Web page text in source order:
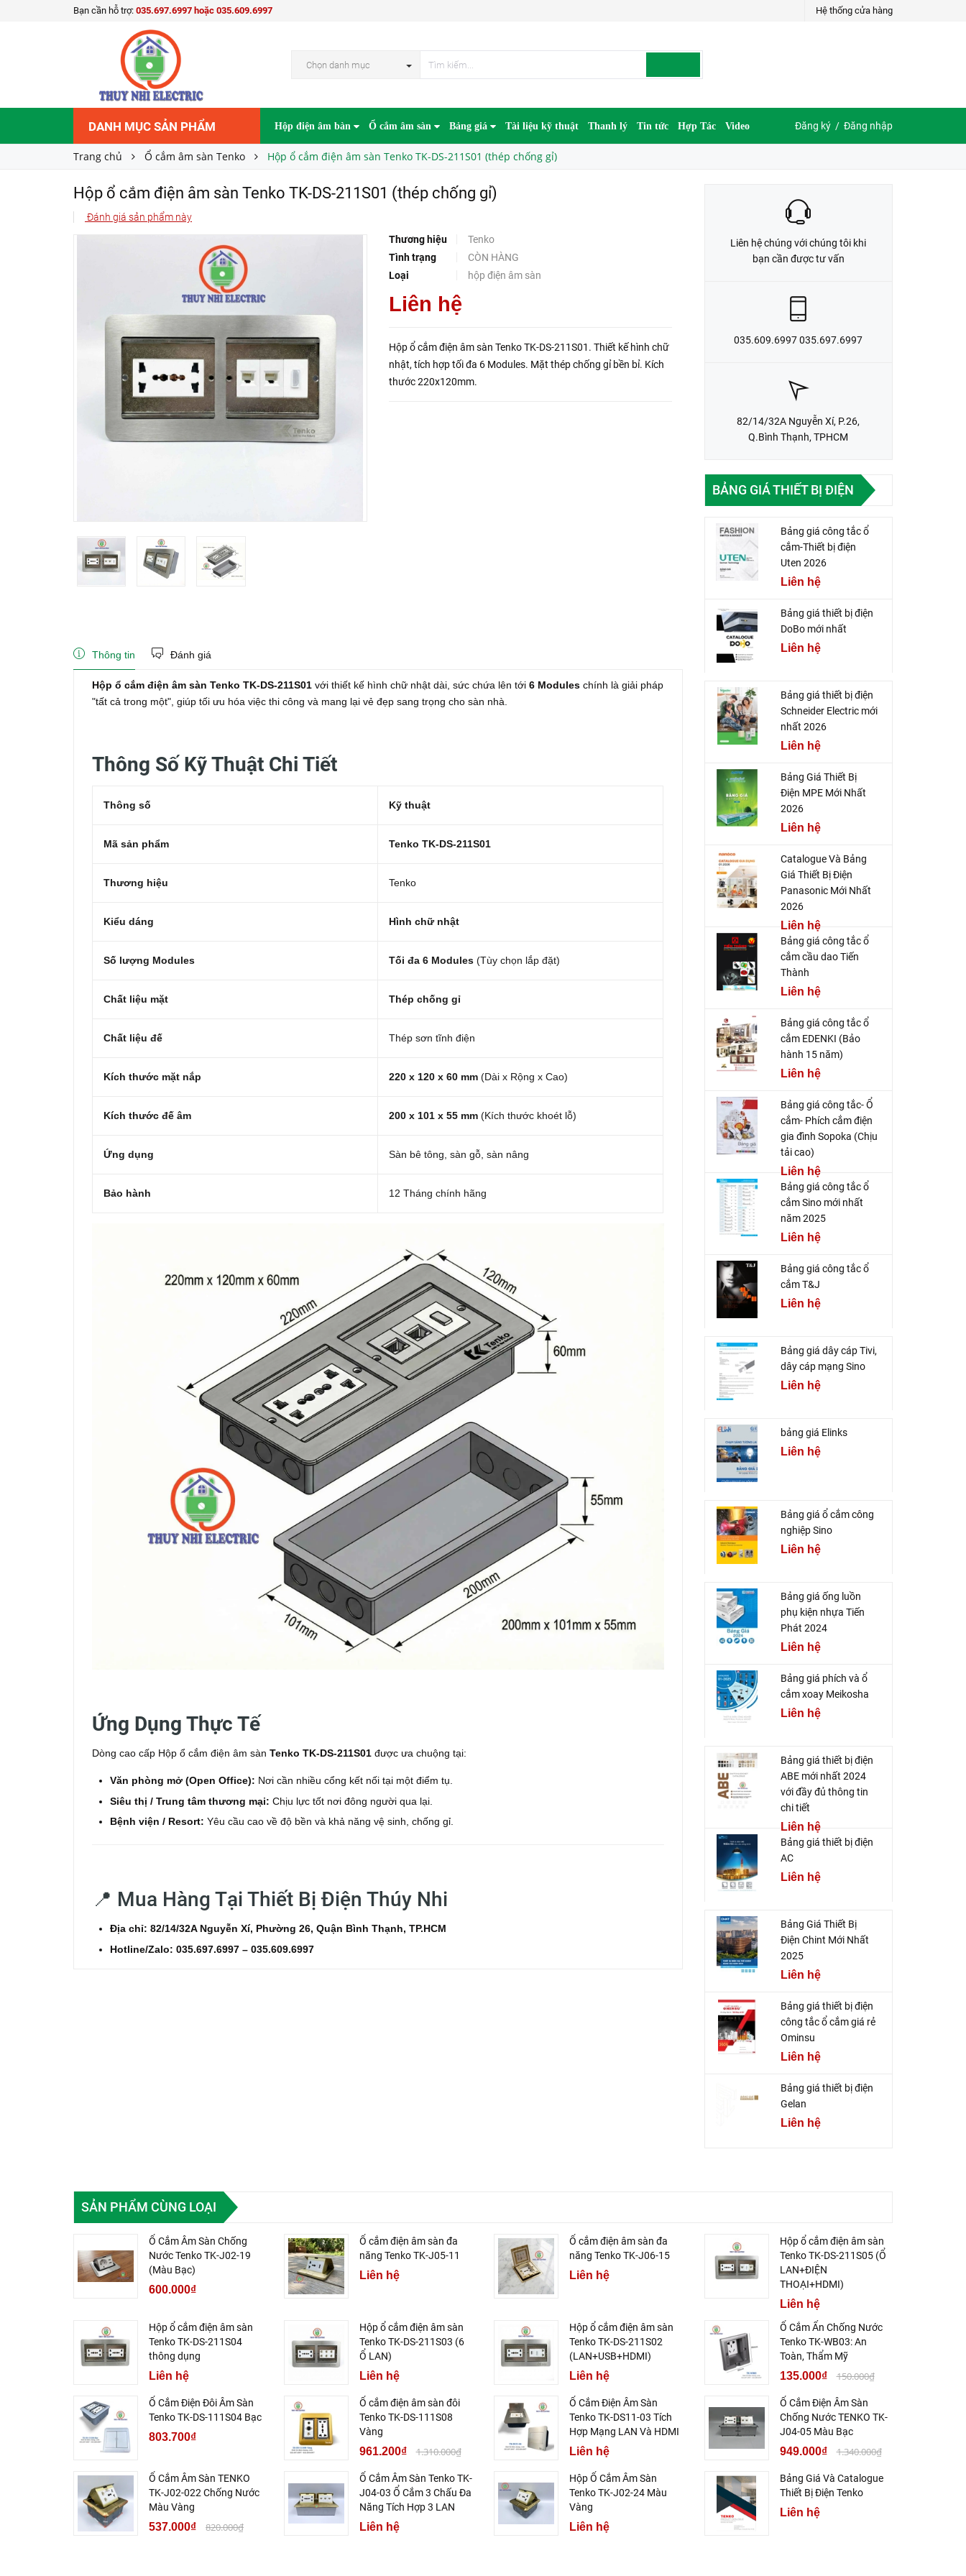
Bạn cần hỗ trợ: 035.697.6997 hoặc 035.609.6997 Hệ thống cửa hàng
Chọn danh mục
DANH MỤC SẢN PHẨM Hộp điện âm bàn Ổ cắm âm sàn Bảng giá Tài liệu kỹ thuật Thanh lý Tin tức Hợp Tác Video Đăng ký / Đăng nhập
Trang chủ Ổ cắm âm sàn Tenko Hộp ổ cắm điện âm sàn Tenko TK-DS-211S01 (thép chống gỉ)
Hộp ổ cắm điện âm sàn Tenko TK-DS-211S01 (thép chống gỉ)
Đánh giá sản phẩm này
Thương hiệu
Tenko
Tình trạng
CÒN HÀNG
Loại
hộp điện âm sàn
Liên hệ
Hộp ổ cắm điện âm sàn Tenko TK-DS-211S01. Thiết kế hình chữ
nhật, tích hợp tối đa 6 Modules. Mặt thép chống gỉ bền bỉ. Kích
thước 220x120mm.
Hộp ổ cắm điện âm sàn Tenko TK-DS-211S01 (thép chống gỉ)
Giá bán: Liên hệ
LIÊN HỆ ĐẶT HÀNG
Thông tin Đánh giá
Hộp ổ cắm điện âm sàn Tenko TK-DS-211S01 với thiết kế hình chữ nhật dài, sức chứa lên tới 6 Modules chính là giải pháp
"tất cả trong một", giúp tối ưu hóa việc thi công và mang lại vẻ đẹp sang trọng cho sàn nhà.
Thông Số Kỹ Thuật Chi Tiết
Thông số Kỹ thuật
Mã sản phẩm Tenko TK-DS-211S01
Thương hiệu Tenko
Kiểu dáng Hình chữ nhật
Số lượng Modules Tối đa 6 Modules (Tùy chọn lắp đặt)
Chất liệu mặt Thép chống gỉ
Chất liệu đế Thép sơn tĩnh điện
Kích thước mặt nắp 220 x 120 x 60 mm (Dài x Rộng x Cao)
Kích thước đế âm 200 x 101 x 55 mm (Kích thước khoét lỗ)
Ứng dụng Sàn bê tông, sàn gỗ, sàn nâng
Bảo hành 12 Tháng chính hãng
Ứng Dụng Thực Tế
Dòng cao cấp Hộp ổ cắm điện âm sàn ​​​​​​​ Tenko TK-DS-211S01 được ưa chuộng tại:
Văn phòng mở (Open Office): Nơi cần nhiều cổng kết nối tại một điểm tụ.
Siêu thị / Trung tâm thương mại: Chịu lực tốt nơi đông người qua lại.
Bệnh viện / Resort: Yêu cầu cao về độ bền và khả năng vệ sinh, chống gỉ.
📍 Mua Hàng Tại Thiết Bị Điện Thúy Nhi
Địa chỉ: 82/14/32A Nguyễn Xí, Phường 26, Quận Bình Thạnh, TP.HCM
Hotline/Zalo: 035.697.6997 – 035.609.6997
Liên hệ chúng với chúng tôi khi
bạn cần được tư vấn
035.609.6997 035.697.6997
82/14/32A Nguyễn Xí, P.26,
Q.Bình Thạnh, TPHCM
BẢNG GIÁ THIẾT BỊ ĐIỆN
Bảng giá công tắc ổ
cắm-Thiết bị điện
Uten 2026
Liên hệ
Bảng giá thiết bị điện
DoBo mới nhất
Liên hệ
Bảng giá thiết bị điện
Schneider Electric mới
nhất 2026
Liên hệ
Bảng Giá Thiết Bị
Điện MPE Mới Nhất
2026
Liên hệ
Catalogue Và Bảng
Giá Thiết Bị Điện
Panasonic Mới Nhất
2026
Liên hệ
Bảng giá công tắc ổ
cắm cầu dao Tiến
Thành
Liên hệ
Bảng giá công tắc ổ
cắm EDENKI (Bảo
hành 15 năm)
Liên hệ
Bảng giá công tắc- Ổ
cắm- Phích cắm điện
gia đình Sopoka (Chịu
tải cao)
Liên hệ
Bảng giá công tắc ổ
cắm Sino mới nhất
năm 2025
Liên hệ
Bảng giá công tắc ổ
cắm T&J
Liên hệ
Bảng giá dây cáp Tivi,
dây cáp mạng Sino
Liên hệ
bảng giá Elinks
Liên hệ
Bảng giá ổ cắm công
nghiệp Sino
Liên hệ
Bảng giá ống luồn
phụ kiện nhựa Tiến
Phát 2024
Liên hệ
Bảng giá phích và ổ
cắm xoay Meikosha
Liên hệ
Bảng giá thiết bị điện
ABE mới nhất 2024
với đầy đủ thông tin
chi tiết
Liên hệ
Bảng giá thiết bị điện
AC
Liên hệ
Bảng Giá Thiết Bị
Điện Chint Mới Nhất
2025
Liên hệ
Bảng giá thiết bị điện
công tắc ổ cắm giá rẻ
Ominsu
Liên hệ
Bảng giá thiết bị điện
Gelan
Liên hệ
SẢN PHẨM CÙNG LOẠI
Ổ Cắm Âm Sàn Chống
Nước Tenko TK-J02-19
(Màu Bạc)
600.000₫
Ổ cắm điện âm sàn đa
năng Tenko TK-J05-11
Liên hệ
Ổ cắm điện âm sàn đa
năng Tenko TK-J06-15
Liên hệ
Hộp ổ cắm điện âm sàn
Tenko TK-DS-211S05 (Ổ
LAN+ĐIỆN
THOẠI+HDMI)
Liên hệ
Hộp ổ cắm điện âm sàn
Tenko TK-DS-211S04
thông dụng
Liên hệ
Hộp ổ cắm điện âm sàn
Tenko TK-DS-211S03 (6
Ổ LAN)
Liên hệ
Hộp ổ cắm điện âm sàn
Tenko TK-DS-211S02
(LAN+USB+HDMI)
Liên hệ
Ổ Cắm Ẩn Chống Nước
Tenko TK-WB03: An
Toàn, Thẩm Mỹ
135.000₫ 150.000₫
Ổ Cắm Điện Đôi Âm Sàn
Tenko TK-DS-111S04 Bạc
803.700₫
Ổ cắm điện âm sàn đôi
Tenko TK-DS-111S08
Vàng
961.200₫ 1.310.000₫
Ổ Cắm Điện Âm Sàn
Tenko TK-DS11-03 Tích
Hợp Mạng LAN Và HDMI
Liên hệ
Ổ Cắm Điện Âm Sàn
Chống Nước TENKO TK-
J04-05 Màu Bạc
949.000₫ 1.340.000₫
Ổ Cắm Âm Sàn TENKO
TK-J02-022 Chống Nước
Màu Vàng
537.000₫ 820.000₫
Ổ Cắm Âm Sàn Tenko TK-
J04-03 Ổ Cắm 3 Chấu Đa
Năng Tích Hợp 3 LAN
Liên hệ
Hộp Ổ Cắm Âm Sàn
Tenko TK-J02-24 Màu
Vàng
Liên hệ
Bảng Giá Và Catalogue
Thiết Bị Điện Tenko
Liên hệ